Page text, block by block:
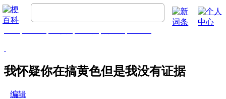
我怀疑你在搞黄色但是我没有证据
编辑